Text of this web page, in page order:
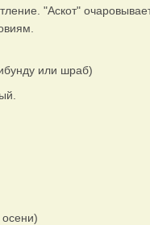
"Аскот"
или шраб)